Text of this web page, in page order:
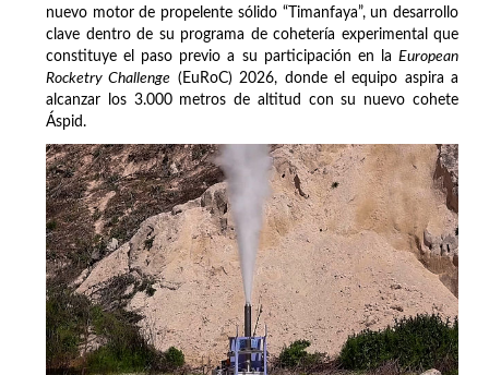
nuevo motor de propelente sólido “Timanfaya”, un desarrollo
clave dentro de su programa de cohetería experimental que
constituye el paso previo a su participación en la European
Rocketry Challenge (EuRoC) 2026, donde el equipo aspira a
alcanzar los 3.000 metros de altitud con su nuevo cohete
Áspid.